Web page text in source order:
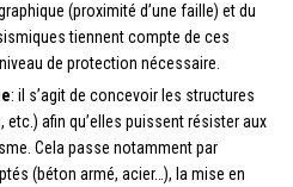
(proximité d’une faille) et du
tiennent compte de ces
de protection nécessaire.
: il s’agit de concevoir les structures
afin qu’elles puissent résister aux
Cela passe notamment par
(béton armé, acier…), la mise en